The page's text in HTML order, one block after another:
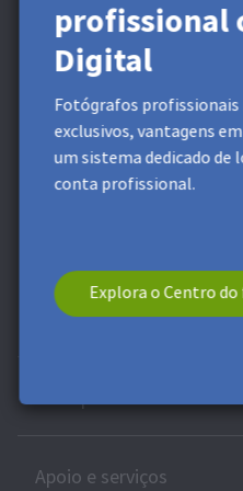
profissional
Digital
Fotógrafos profissionais
exclusivos, vantagens
um sistema dedicado de
conta profissional.
Explora o Centro
Subscreve a
Recebe descontos
inscreveres-te, reconheces a
Podes cancelar a
* Este campo é obrigatório.
Mais produtos
Zona profissional
Apoio e serviços